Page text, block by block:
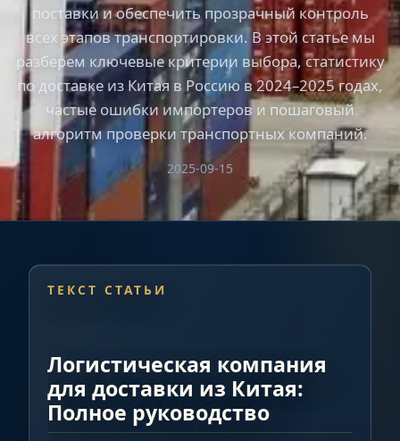
поставки и обеспечить прозрачный контроль
всех этапов транспортировки. В этой статье мы
разберем ключевые критерии выбора, статистику
по доставке из Китая в Россию в 2024–2025 годах,
частые ошибки импортеров и пошаговый
алгоритм проверки транспортных компаний.
2025-09-15
ТЕКСТ СТАТЬИ
Логистическая компания
для доставки из Китая:
Полное руководство